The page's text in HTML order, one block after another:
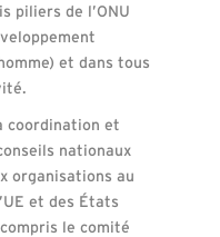
piliers de l’ONU
et dans tous
coordination et
nationaux
organisations au
et des États
le comité